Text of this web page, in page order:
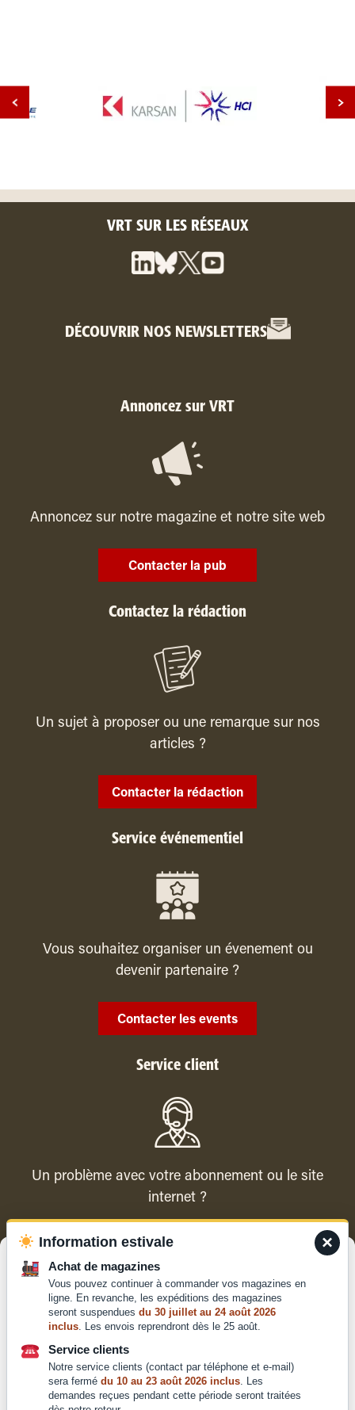
Pour offrir les meilleures expériences, nous utilisons des technologies
telles que les cookies pour stocker et/ou accéder aux informations des
appareils. Le fait de consentir à ces technologies nous permettra de
traiter des données telles que le comportement de navigation ou les ID
uniques sur ce site. Le fait de ne pas consentir ou de retirer son
consentement peut avoir un effet négatif sur certaines caractéristiques
et fonctions.
VRT SUR LES RÉSEAUX
DÉCOUVRIR NOS NEWSLETTERS
Annoncez sur VRT
Annoncez sur notre magazine et notre site web
Contacter la pub
Contactez la rédaction
Un sujet à proposer ou une remarque sur nos
articles ?
Contacter la rédaction
Service événementiel
Vous souhaitez organiser un évenement ou
devenir partenaire ?
Contacter les events
Service client
Un problème avec votre abonnement ou le site
internet ?
Contacter le service client
Mentions légales
Conditions générales de
vente et d'utilisation
×
Information estivale
Achat de magazines
Vous pouvez continuer à commander vos magazines en
ligne. En revanche, les expéditions des magazines
seront suspendues du 30 juillet au 24 août 2026
inclus. Les envois reprendront dès le 25 août.
Service clients
Notre service clients (contact par téléphone et e-mail)
sera fermé du 10 au 23 août 2026 inclus. Les
demandes reçues pendant cette période seront traitées